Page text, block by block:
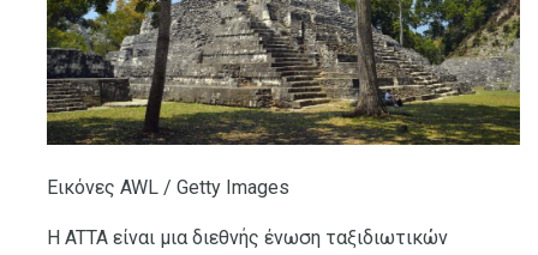
Εικόνες AWL / Getty Images
Η ATTA είναι μια διεθνής ένωση ταξιδιωτικών